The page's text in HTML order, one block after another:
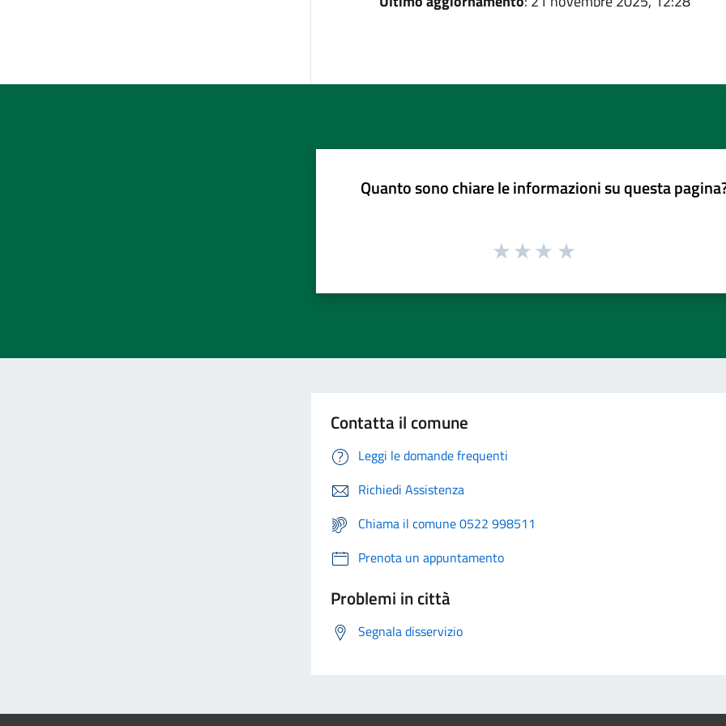
Quanto sono chiare le informazioni su questa
Contatta il comune
Leggi le domande frequenti
Richiedi Assistenza
Chiama il comune 0522 998511
Prenota un appuntamento
Problemi in città
Segnala disservizio